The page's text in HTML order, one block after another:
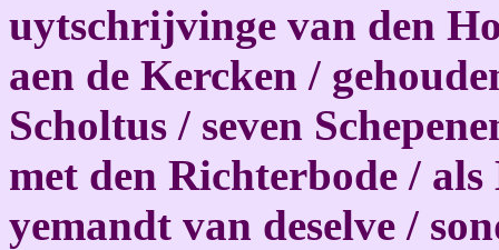
uytschrijvinge van den
aen de Kercken /
Scholtus / seven
met den Richterbode /
yemandt van deselve /